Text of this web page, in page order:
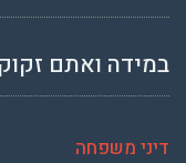
במידה ואתם
דיני משפחה